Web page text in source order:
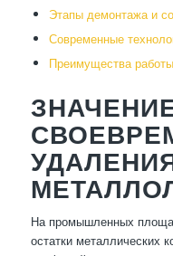
Этапы демонтажа и
Современные
Преимущества
На промышленных
остатки металлических